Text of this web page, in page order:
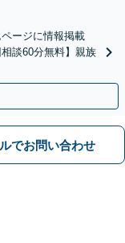
ージに情報掲載
談60分無料】親族
でお問い合わせ